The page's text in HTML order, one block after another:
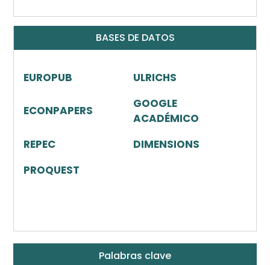
BASES DE DATOS
EUROPUB ULRICHS
ECONPAPERS
GOOGLE
ACADÉMICO
REPEC
DIMENSIONS
PROQUEST
Palabras clave